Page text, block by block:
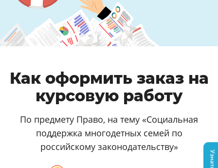
Как оформить заказ на
курсовую работу
По предмету Право, на тему «Социальная
поддержка многодетных семей по
российскому законодательству»